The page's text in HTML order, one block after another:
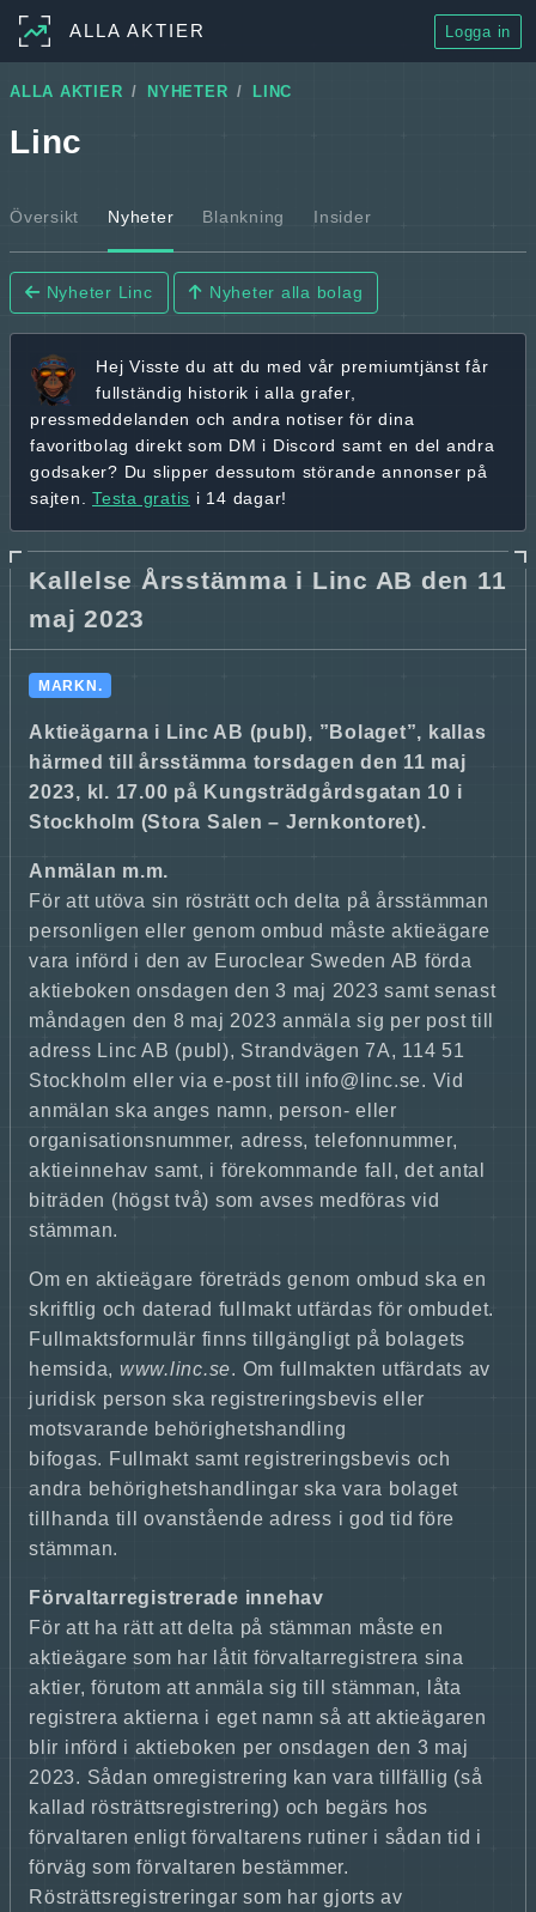
ALLA AKTIER Logga in
ALLA AKTIER NYHETER LINC
Linc
Översikt Nyheter Blankning Insider
Nyheter Linc Nyheter alla bolag
Hej Visste du att du med vår premiumtjänst får
fullständig historik i alla grafer,
pressmeddelanden och andra notiser för dina
favoritbolag direkt som DM i Discord samt en del andra
godsaker? Du slipper dessutom störande annonser på
sajten. Testa gratis i 14 dagar!
Kallelse Årsstämma i Linc AB den 11
maj 2023
MARKN.
Aktieägarna i Linc AB (publ), ”Bolaget”, kallas
härmed till årsstämma torsdagen den 11 maj
2023, kl. 17.00 på Kungsträdgårdsgatan 10 i
Stockholm (Stora Salen – Jernkontoret).
Anmälan m.m.
För att utöva sin rösträtt och delta på årsstämman
personligen eller genom ombud måste aktieägare
vara införd i den av Euroclear Sweden AB förda
aktieboken onsdagen den 3 maj 2023 samt senast
måndagen den 8 maj 2023 anmäla sig per post till
adress Linc AB (publ), Strandvägen 7A, 114 51
Stockholm eller via e-post till info@linc.se. Vid
anmälan ska anges namn, person- eller
organisationsnummer, adress, telefonnummer,
aktieinnehav samt, i förekommande fall, det antal
biträden (högst två) som avses medföras vid
stämman.
Om en aktieägare företräds genom ombud ska en
skriftlig och daterad fullmakt utfärdas för ombudet.
Fullmaktsformulär finns tillgängligt på bolagets
hemsida, www.linc.se. Om fullmakten utfärdats av
juridisk person ska registreringsbevis eller
motsvarande behörighetshandling
bifogas. Fullmakt samt registreringsbevis och
andra behörighetshandlingar ska vara bolaget
tillhanda till ovanstående adress i god tid före
stämman.
Förvaltarregistrerade innehav
För att ha rätt att delta på stämman måste en
aktieägare som har låtit förvaltarregistrera sina
aktier, förutom att anmäla sig till stämman, låta
registrera aktierna i eget namn så att aktieägaren
blir införd i aktieboken per onsdagen den 3 maj
2023. Sådan omregistrering kan vara tillfällig (så
kallad rösträttsregistrering) och begärs hos
förvaltaren enligt förvaltarens rutiner i sådan tid i
förväg som förvaltaren bestämmer.
Rösträttsregistreringar som har gjorts av